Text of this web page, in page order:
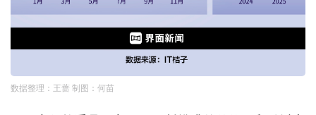
数据整理：王蔷 制图：何苗